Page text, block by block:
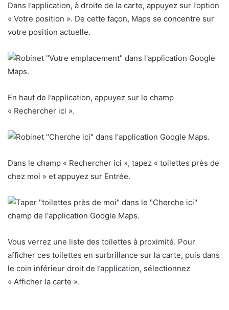
Dans l’application, à droite de la carte, appuyez sur l’option
« Votre position ». De cette façon, Maps se concentre sur
votre position actuelle.
En haut de l’application, appuyez sur le champ
« Rechercher ici ».
Dans le champ « Rechercher ici », tapez « toilettes près de
chez moi » et appuyez sur Entrée.
Vous verrez une liste des toilettes à proximité. Pour
afficher ces toilettes en surbrillance sur la carte, puis dans
le coin inférieur droit de l’application, sélectionnez
« Afficher la carte ».